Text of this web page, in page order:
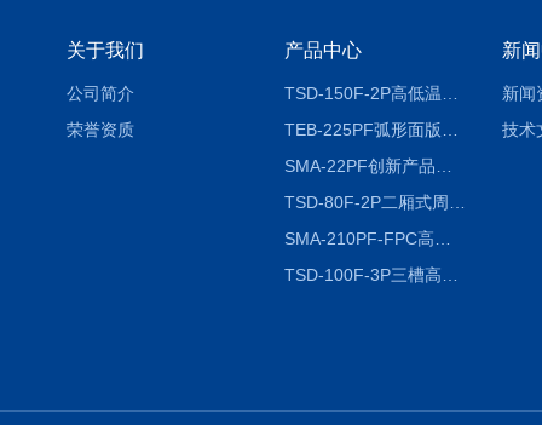
关于我们
公司简介
荣誉资质
产品中心 新
新闻
技术